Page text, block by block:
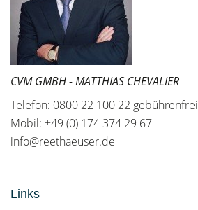
CVM GMBH - MATTHIAS CHEVALIER
Telefon: 0800 22 100 22 gebührenfrei
Mobil: +49 (0) 174 374 29 67
info@reethaeuser.de
Links